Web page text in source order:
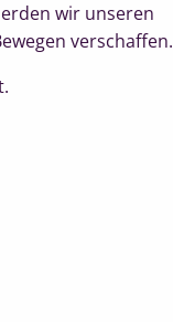
wir unseren
verschaffen.